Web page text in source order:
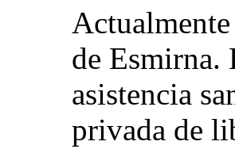
de Esmirna.
asistencia
privada de